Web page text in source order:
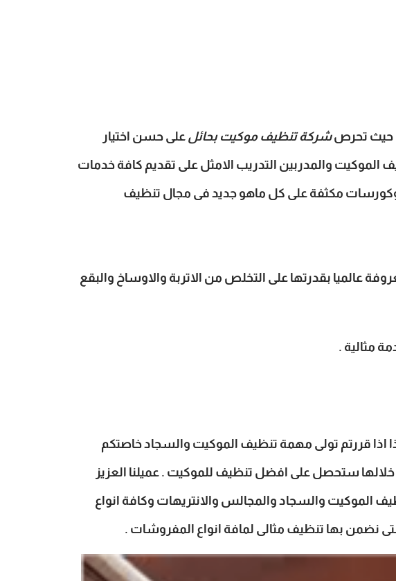
حيث تحرصشركة تنظيف موكيت بحائل على حسن اختيار
والمدربين التدريب الامثل على تقديم كافة خدمات
مكثفة على كل ماهو جديد فى مجال تنظيف
عالميا بقدرتها على التخلص من الاتربة والاوساخ والبقع
مثالية .
اذا قررتم تولى مهمة تنظيف الموكيت والسجاد خاصتكم
ستحصل على افضل تنظيف للموكيت . عميلنا العزيز
الموكيت والسجاد والمجالس والانتريهات وكافة انواع
نضمن بها تنظيف مثالى لمافة انواع المفروشات .